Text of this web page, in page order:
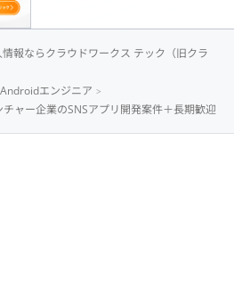
報ならクラウドワークス テック（旧クラ
エンジニア
ャー企業のSNSアプリ開発案件＋長期歓迎